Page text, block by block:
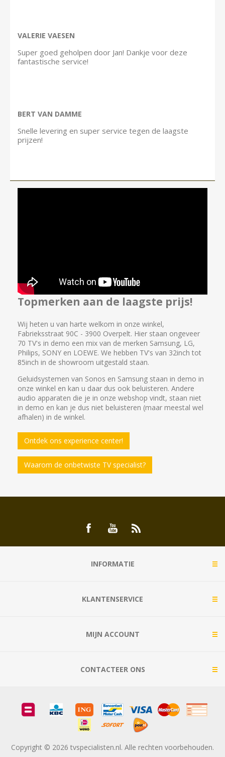
VALERIE VAESEN
Super goed geholpen door Jan! Dankje voor deze
fantastische service!
BERT VAN DAMME
Snelle levering en super service tegen de laagste
prijzen!
Topmerken aan de laagste prijs!
Wij heten u van harte welkom in onze winkel,
Fabrieksstraat 90C - 3900 Overpelt. Hier staan ongeveer
70 TV's in demo een mix van de merken Samsung, LG,
Philips, SONY en LOEWE. We hebben TV's van 32inch tot
85inch in de showroom uitgestald staan.
Geluidsystemen van Sonos en Samsung staan in demo in
onze winkel en kan u daar dus ook beluisteren. Andere
audio apparaten die je in onze webshop vindt, staan niet
in demo en kan je dus niet beluisteren (maar meestal wel
afhalen) in de winkel.
Ontdek ons experience center!
Waarom de onbetwiste TV specialist?
INFORMATIE
KLANTENSERVICE
MIJN ACCOUNT
CONTACTEER ONS
Copyright © 2026 tvspecialisten.nl. Alle rechten voorbehouden.